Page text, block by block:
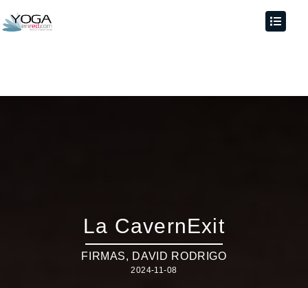
La CavernExit
FIRMAS, DAVID RODRIGO
2024-11-08